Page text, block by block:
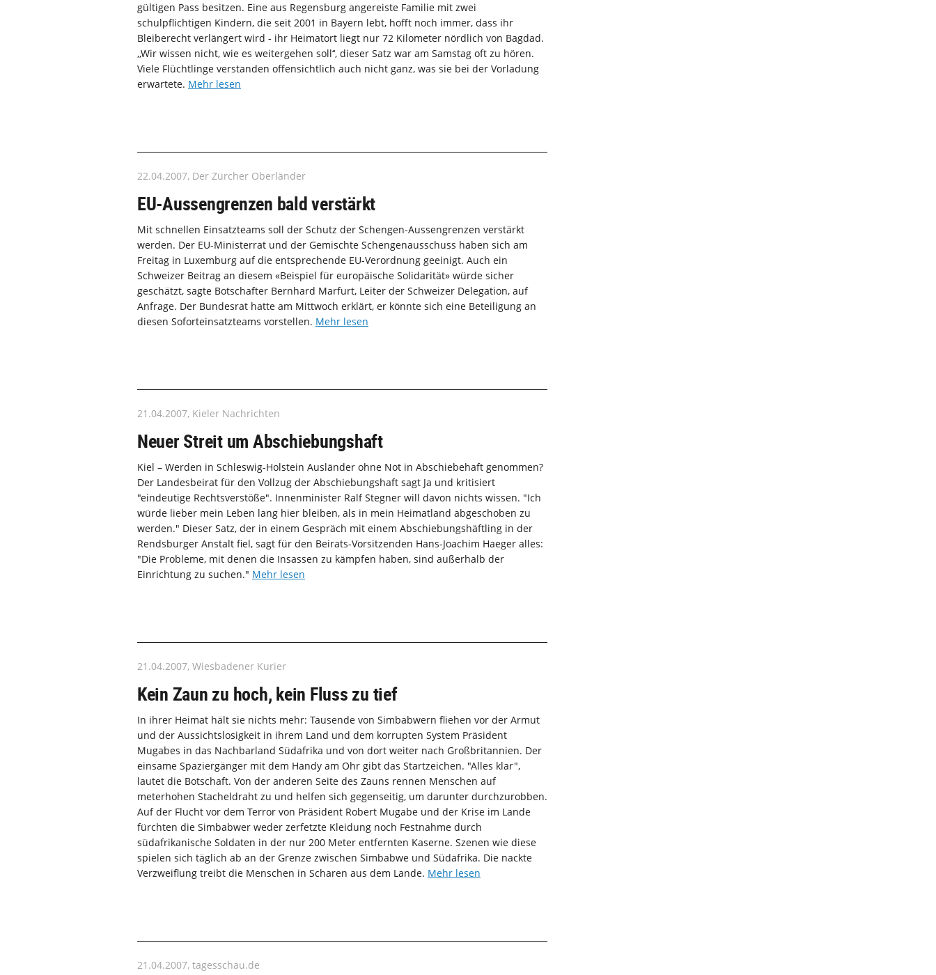
gültigen Pass besitzen. Eine aus Regensburg angereiste Familie mit zwei
schulpflichtigen Kindern, die seit 2001 in Bayern lebt, hofft noch immer, dass ihr
Bleiberecht verlängert wird - ihr Heimatort liegt nur 72 Kilometer nördlich von Bagdad.
,,Wir wissen nicht, wie es weitergehen soll‘‘, dieser Satz war am Samstag oft zu hören.
Viele Flüchtlinge verstanden offensichtlich auch nicht ganz, was sie bei der Vorladung
erwartete. Mehr lesen
22.04.2007, Der Zürcher Oberländer
EU-Aussengrenzen bald verstärkt
Mit schnellen Einsatzteams soll der Schutz der Schengen-Aussengrenzen verstärkt
werden. Der EU-Ministerrat und der Gemischte Schengenausschuss haben sich am
Freitag in Luxemburg auf die entsprechende EU-Verordnung geeinigt. Auch ein
Schweizer Beitrag an diesem «Beispiel für europäische Solidarität» würde sicher
geschätzt, sagte Botschafter Bernhard Marfurt, Leiter der Schweizer Delegation, auf
Anfrage. Der Bundesrat hatte am Mittwoch erklärt, er könnte sich eine Beteiligung an
diesen Soforteinsatzteams vorstellen. Mehr lesen
21.04.2007, Kieler Nachrichten
Neuer Streit um Abschiebungshaft
Kiel – Werden in Schleswig-Holstein Ausländer ohne Not in Abschiebehaft genommen?
Der Landesbeirat für den Vollzug der Abschiebungshaft sagt Ja und kritisiert
"eindeutige Rechtsverstöße". Innenminister Ralf Stegner will davon nichts wissen. "Ich
würde lieber mein Leben lang hier bleiben, als in mein Heimatland abgeschoben zu
werden." Dieser Satz, der in einem Gespräch mit einem Abschiebungshäftling in der
Rendsburger Anstalt fiel, sagt für den Beirats-Vorsitzenden Hans-Joachim Haeger alles:
"Die Probleme, mit denen die Insassen zu kämpfen haben, sind außerhalb der
Einrichtung zu suchen." Mehr lesen
21.04.2007, Wiesbadener Kurier
Kein Zaun zu hoch, kein Fluss zu tief
In ihrer Heimat hält sie nichts mehr: Tausende von Simbabwern fliehen vor der Armut
und der Aussichtslosigkeit in ihrem Land und dem korrupten System Präsident
Mugabes in das Nachbarland Südafrika und von dort weiter nach Großbritannien. Der
einsame Spaziergänger mit dem Handy am Ohr gibt das Startzeichen. "Alles klar",
lautet die Botschaft. Von der anderen Seite des Zauns rennen Menschen auf
meterhohen Stacheldraht zu und helfen sich gegenseitig, um darunter durchzurobben.
Auf der Flucht vor dem Terror von Präsident Robert Mugabe und der Krise im Lande
fürchten die Simbabwer weder zerfetzte Kleidung noch Festnahme durch
südafrikanische Soldaten in der nur 200 Meter entfernten Kaserne. Szenen wie diese
spielen sich täglich ab an der Grenze zwischen Simbabwe und Südafrika. Die nackte
Verzweiflung treibt die Menschen in Scharen aus dem Lande. Mehr lesen
21.04.2007, tagesschau.de